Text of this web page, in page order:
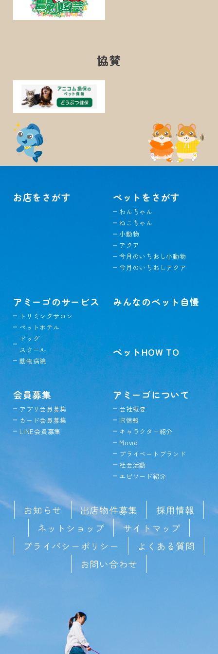
協賛
お店をさがす ペットをさがす
わんちゃん
ねこちゃん
小動物
アクア
今月のいちおし小動物
今月のいちおしアクア
アミーゴのサービス
トリミングサロン
ペットホテル
ドッグ
スクール
動物病院
みんなのペット自慢
ペットHOW TO
会員募集
アプリ会員募集
カード会員募集
LINE会員募集
アミーゴについて
会社概要
IR情報
キャラクター紹介
Movie
プライベートブランド
社会活動
エピソード紹介
お知らせ 出店物件募集
採用情報
ネットショップ
サイトマップ
プライバシーポリシー
よくある質問
お問い合わせ